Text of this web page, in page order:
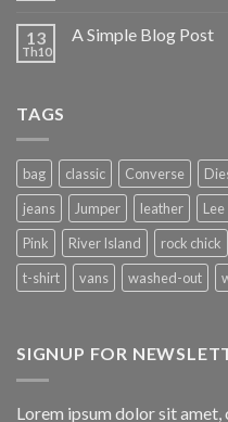
13
Th10
A Simple Blog Post
TAGS
bag classic Converse
jeans
Jumper leather Lee
Pink
River Island rock chick
t-shirt
vans washed-out
SIGNUP FOR
Lorem ipsum dolor sit